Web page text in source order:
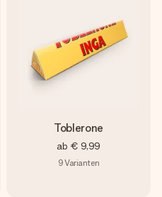
Toblerone
ab € 9,99
9Varianten